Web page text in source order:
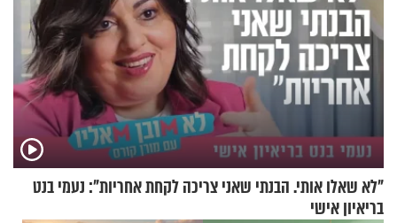
"לא שאלו אותי. הבנתי שאני צריכה לקחת אחריות": נעמי בנט
בריאיון אישי